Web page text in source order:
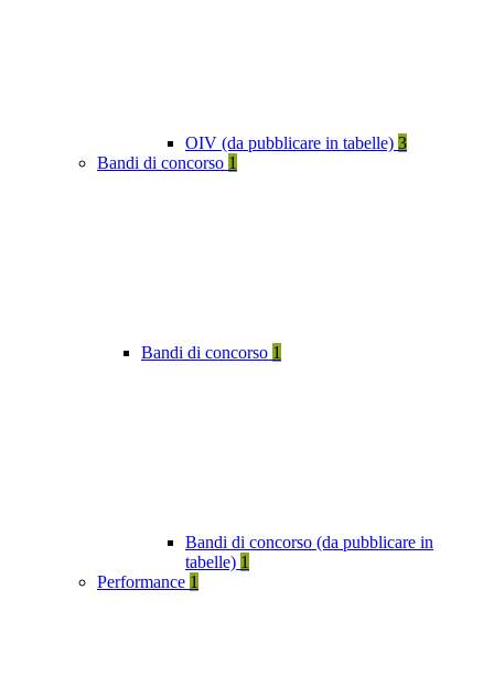
OIV (da pubblicare in tabelle) 3
Bandi di concorso 1
Bandi di concorso 1
Bandi di concorso (da pubblicare in
tabelle) 1
Performance 1